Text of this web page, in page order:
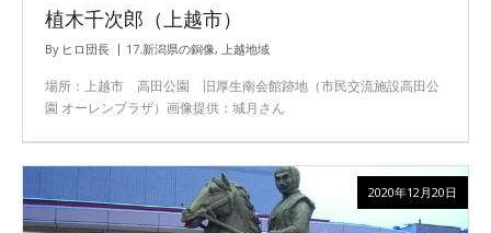
植木千次郎（上越市）
By ヒロ団長 17.新潟県の銅像, 上越地域
場所：上越市 高田公園 旧厚生南会館跡地（市民交流施設高田公
園 オーレンプラザ）画像提供：城月さん
2020年12月20日